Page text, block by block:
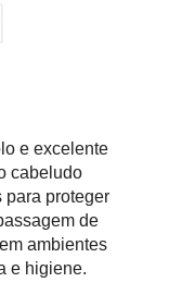
e excelente
cabeludo
para proteger
de
ambientes
e higiene.